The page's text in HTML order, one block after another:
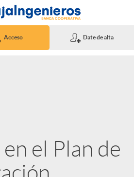
Acceso Date de alta
el Plan de